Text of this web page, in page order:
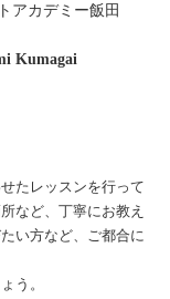
アカデミー飯田
Kumagai
たレッスンを行って
など、丁寧にお教え
い方など、ご都合に
う。